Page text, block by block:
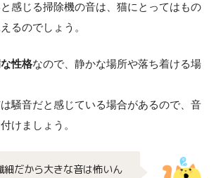
感じる掃除機の音は、猫にとってはもの
るのでしょう。
性格なので、静かな場所や落ち着ける場
騒音だと感じている場合があるので、音
けましょう。
細だから大きな音は怖いん